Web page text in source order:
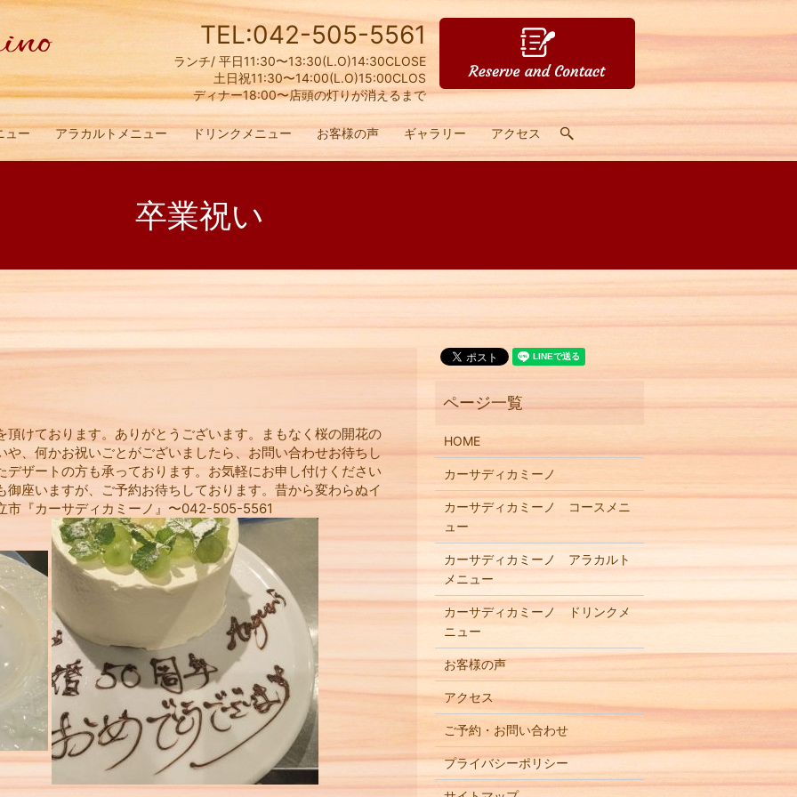
TEL:042-505-5561
ランチ/ 平日11:30〜13:30(L.O)14:30CLOSE
土日祝11:30〜14:00(L.O)15:00CLOS
ディナー18:00〜店頭の灯りが消えるまで
ュー アラカルトメニュー ドリンクメニュー お客様の声 ギャラリー アクセス search
卒業祝い
けております。ありがとうございます。まもなく桜の開花の
、何かお祝いごとがございましたら、お問い合わせお待ちし
ザートの方も承っております。お気軽にお申し付けください
座いますが、ご予約お待ちしております。昔から変わらぬイ
市『カーサディカミーノ』〜042-505-5561
HOME
カーサディカミーノ
カーサディカミーノ コースメニ
ュー
カーサディカミーノ アラカルト
メニュー
カーサディカミーノ ドリンクメ
ニュー
お客様の声
アクセス
ご予約・お問い合わせ
プライバシーポリシー